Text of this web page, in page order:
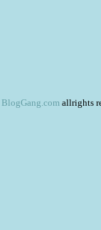
BlogGang.com allrights